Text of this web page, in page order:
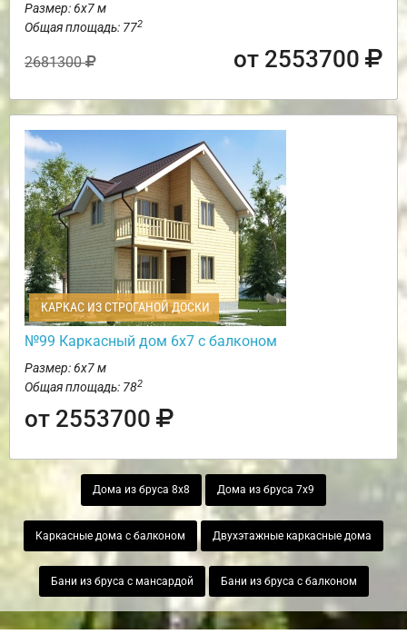
Размер: 6х7 м
Общая площадь: 772
2681300 от 2553700
КАРКАС ИЗ СТРОГАНОЙ ДОСКИ
№99 Каркасный дом 6х7 с балконом
Размер: 6х7 м
Общая площадь: 782
от 2553700
Дома из бруса 8х8 Дома из бруса 7х9
Каркасные дома с балконом Двухэтажные каркасные дома
Бани из бруса с мансардой Бани из бруса с балконом